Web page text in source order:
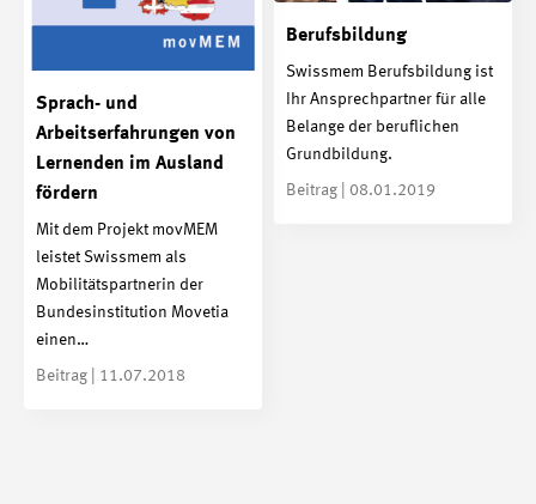
Berufsbildung
Swissmem Berufsbildung ist
Ihr Ansprechpartner für alle
Belange der beruflichen
Grundbildung.
Beitrag | 08.01.2019
Sprach- und
Arbeitserfahrungen von
Lernenden im Ausland
fördern
Mit dem Projekt movMEM
leistet Swissmem als
Mobilitätspartnerin der
Bundesinstitution Movetia
einen…
Beitrag | 11.07.2018